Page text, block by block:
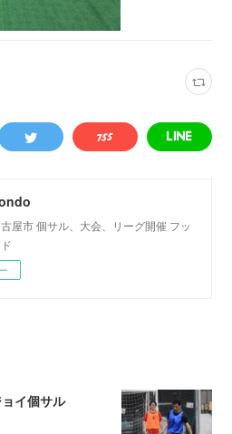
屋市 個サル、大会、リーグ開催 フッ
イ個サル